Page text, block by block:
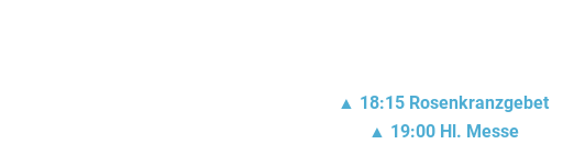
18:15 Rosenkranzgebet
19:00 Hl. Messe